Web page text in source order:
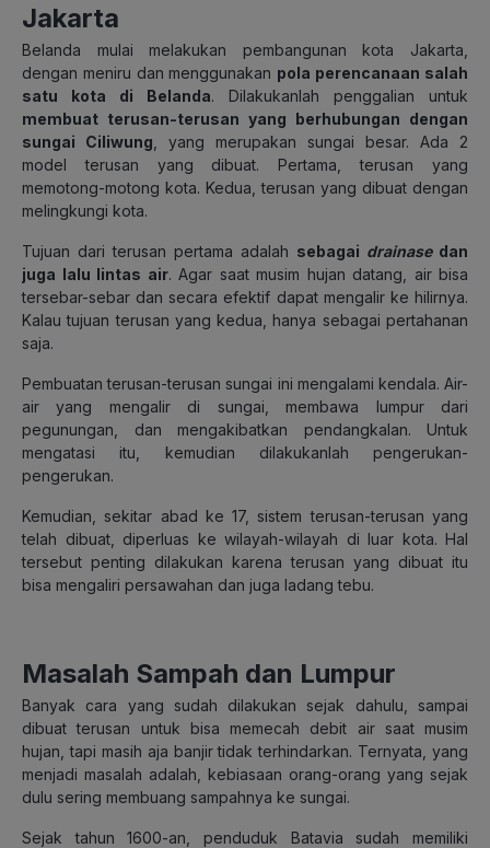
Jakarta
Belanda mulai melakukan pembangunan kota Jakarta,
dengan meniru dan menggunakan pola perencanaan salah
satu kota di Belanda. Dilakukanlah penggalian untuk
membuat terusan-terusan yang berhubungan dengan
sungai Ciliwung , yang merupakan sungai besar. Ada 2
model terusan yang dibuat. Pertama, terusan yang
memotong-motong kota. Kedua, terusan yang dibuat dengan
melingkungi kota.
Tujuan dari terusan pertama adalah sebagai drainasedan
juga lalu lintas air. Agar saat musim hujan datang, air bisa
tersebar-sebar dan secara efektif dapat mengalir ke hilirnya.
Kalau tujuan terusan yang kedua, hanya sebagai pertahanan
saja.
Pembuatan terusan-terusan sungai ini mengalami kendala. Air-
air yang mengalir di sungai, membawa lumpur dari
pegunungan, dan mengakibatkan pendangkalan. Untuk
mengatasi itu, kemudian dilakukanlah pengerukan-
pengerukan.
Kemudian, sekitar abad ke 17, sistem terusan-terusan yang
telah dibuat, diperluas ke wilayah-wilayah di luar kota. Hal
tersebut penting dilakukan karena terusan yang dibuat itu
bisa mengaliri persawahan dan juga ladang tebu.
Masalah Sampah dan Lumpur
Banyak cara yang sudah dilakukan sejak dahulu, sampai
dibuat terusan untuk bisa memecah debit air saat musim
hujan, tapi masih aja banjir tidak terhindarkan. Ternyata, yang
menjadi masalah adalah, kebiasaan orang-orang yang sejak
dulu sering membuang sampahnya ke sungai.
Sejak tahun 1600-an, penduduk Batavia sudah memiliki